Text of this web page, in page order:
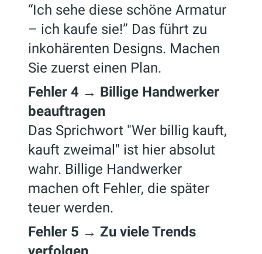
“Ich sehe diese schöne Armatur
– ich kaufe sie!” Das führt zu
inkohärenten Designs. Machen
Sie zuerst einen Plan.
Fehler 4 → Billige Handwerker
beauftragen
Das Sprichwort "Wer billig kauft,
kauft zweimal" ist hier absolut
wahr. Billige Handwerker
machen oft Fehler, die später
teuer werden.
Fehler 5 → Zu viele Trends